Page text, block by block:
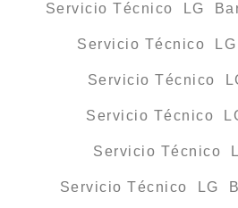
Servicio Técnico LG
Servicio Técnico
Servicio Técnico
Servicio Técnico
Servicio Técnico
Servicio Técnico LG